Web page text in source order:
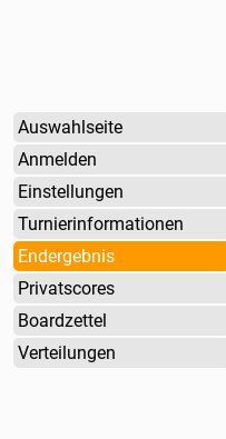
Auswahlseite
Anmelden
Einstellungen
Turnierinformationen
Endergebnis
Privatscores
Boardzettel
Verteilungen